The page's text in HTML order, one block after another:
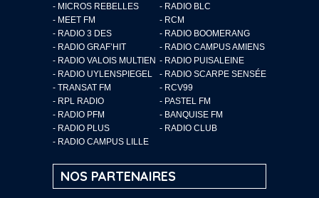
- MICROS REBELLES
- RADIO BLC
- MEET FM
- RCM
- RADIO 3 DES
- RADIO BOOMERANG
- RADIO GRAF’HIT
- RADIO CAMPUS AMIENS
- RADIO VALOIS MULTIEN - RADIO PUISALEINE
- RADIO UYLENSPIEGEL
- RADIO SCARPE SENSÉE
- TRANSAT FM
- RCV99
- RPL RADIO
- PASTEL FM
- RADIO PFM
- BANQUISE FM
- RADIO PLUS
- RADIO CLUB
- RADIO CAMPUS LILLE
NOS PARTENAIRES